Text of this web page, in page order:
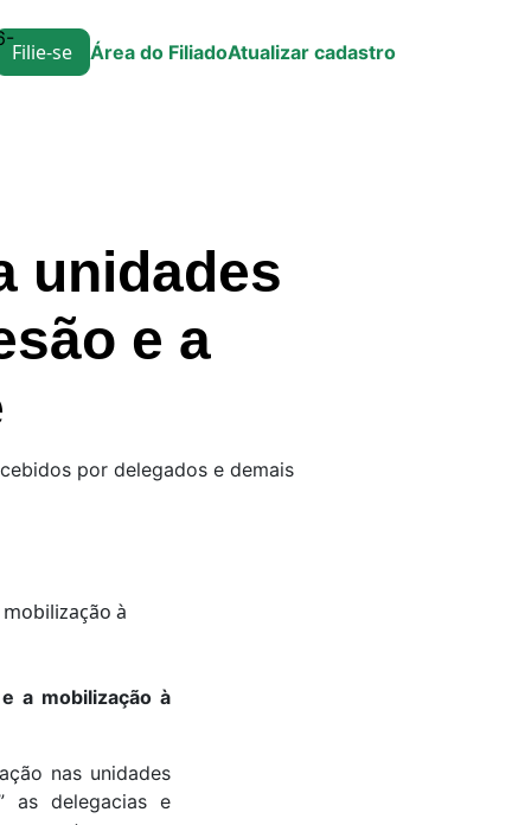
Filie-se Área do FiliadoAtualizar cadastro
unidades
e a
por delegados e demais
a mobilização à
nas unidades
as delegacias e